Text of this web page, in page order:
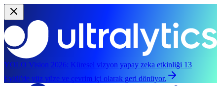
YOLO Vision 2026: Küresel vizyon yapay zeka etkinliği 13
Eylül'de yüz yüze ve çevrim içi olarak geri dönüyor.